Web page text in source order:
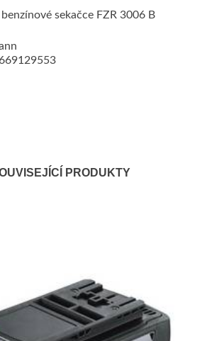
sekačce FZR 3006 B
PRODUKTY